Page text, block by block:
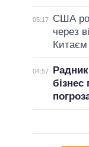
05:17
США
через
Китаєм
04:57
бізнес